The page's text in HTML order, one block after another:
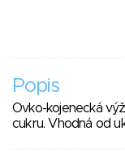
Popis
Ovko-kojenecká
cukru. Vhodná od